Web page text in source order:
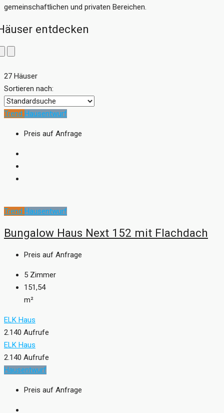
gemeinschaftlichen und privaten Bereichen.
entdecken
27 Häuser
Sortieren nach:
Trend Hausentwurf
Preis auf Anfrage
Trend Hausentwurf
Bungalow Haus Next 152 mit Flachdach
Preis auf Anfrage
5 Zimmer
151,54
m²
ELK Haus
2.140 Aufrufe
ELK Haus
2.140 Aufrufe
Hausentwurf
Preis auf Anfrage